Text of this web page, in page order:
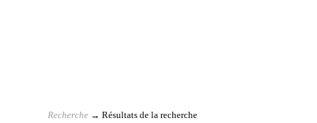
Recherche → Résultats de la recherche